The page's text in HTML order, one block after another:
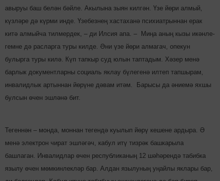
авыруы баш белән бәйле. Акылына зыян килгән. Үзе йөри алмый,
күзләре дә күрми инде. Үзе­безнең хастаханә психиат­рыннан ерак
китә алмыйча тилмердек, – ди Илсия апа. – Миңа аның кызы икәнле­
гем­не дә расларга туры килде. Әни үзе йөри алмагач, опекун
булырга туры килә. Күп тапкыр суд юлын таптадым. Хә­зер менә
барлык доку­мент­лар­ны социаль яклау бү­ле­генә илтеп тапшырам,
инвалидлык артыннан йөрү­не дә­вам итәм. Барысы да әниемә яхшы
булсын өчен эшләнә бит.
Тегеннән – монда, моннан тегендә куылып йөрү кешене ардыра. Ә
менә электрон чират эшләгәч, кабул итү тиз­рәк башкарыла
башлаган. Инва­лидлар өчен респуб­лика­ның 12 шәһәрендә табибка
язылу өчен мөмкин­лекләр бар. Алдан язылуның уңайлы яклары бар,